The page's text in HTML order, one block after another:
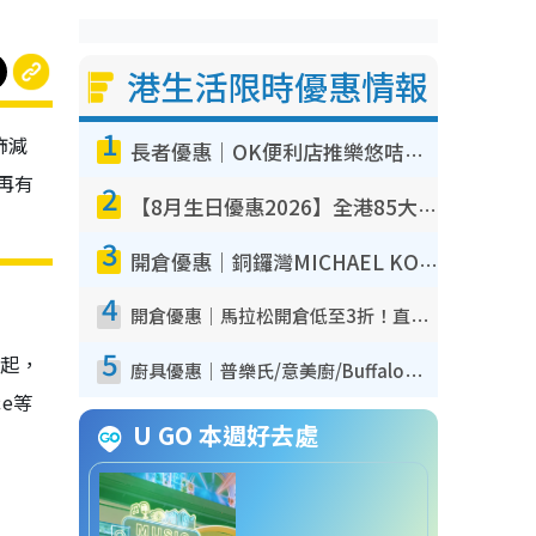
減
有
，
等
港生活限時優惠情報
1 長者優惠｜OK便利店推樂悠咭優惠！買麵包/牛奶/保健品拍卡即減
2 【8月生日優惠2026】全港85大食買玩著數攻略 自助餐/火鍋放題同行免費＋誠品/DONKI送現金券
3 開倉優惠｜銅鑼灣MICHAEL KORS開倉低至17折！直擊$500起買手袋/銀包/鞋款 必買經典Jet Set系列
4 開倉優惠｜馬拉松開倉低至3折！直擊$99起買adidas／New Balance／Puma鞋款 STANLEY保溫杯劈價至$119起
5 廚具優惠｜普樂氏/意美廚/Buffalo廚具低至3折！$89起買煎鍋／炒鑊／個人鍋 同場小家電激減至$99起
U GO 本週好去處